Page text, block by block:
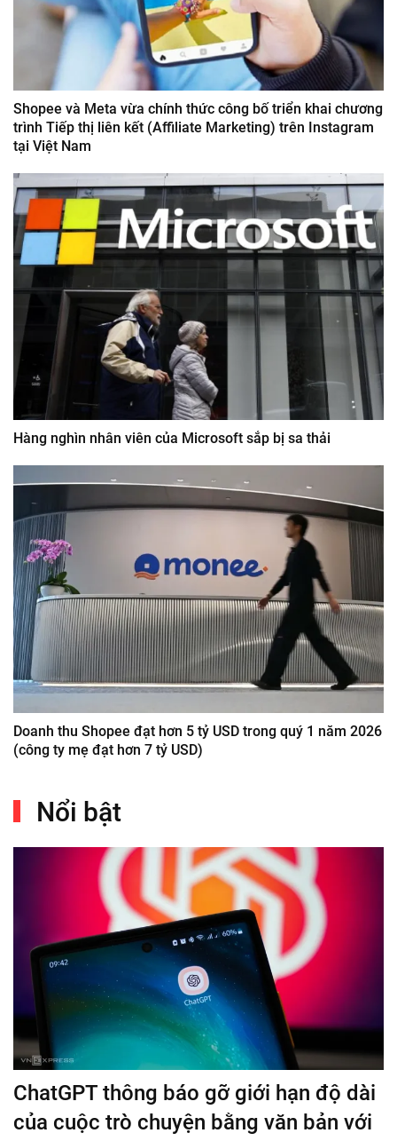
Shopee và Meta vừa chính thức công bố triển khai chương
trình Tiếp thị liên kết (Affiliate Marketing) trên Instagram
tại Việt Nam
Hàng nghìn nhân viên của Microsoft sắp bị sa thải
Doanh thu Shopee đạt hơn 5 tỷ USD trong quý 1 năm 2026
(công ty mẹ đạt hơn 7 tỷ USD)
Nổi bật
ChatGPT thông báo gỡ giới hạn độ dài
của cuộc trò chuyện bằng văn bản với